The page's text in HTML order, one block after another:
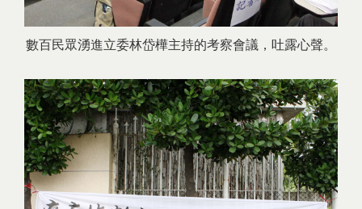
數百民眾湧進立委林岱樺主持的考察會議，吐露心聲。